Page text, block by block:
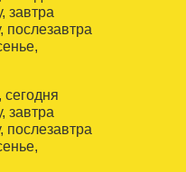
завтра
послезавтра
сегодня
завтра
послезавтра